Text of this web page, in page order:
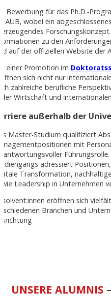
Bewerbung für das Ph.D.-
AUB, wobei ein
zu den
auf der offiziellen Website der
einer Promotion im
sich nicht nur
zahlreiche berufliche
Wirtschaft und
außerhalb der
Master-Studium qualifiziert
mit
adressiert
Transformation,
Leadership in Unternehmen
eröffnen sich
Branchen und
UNSERE ALUMNIS –